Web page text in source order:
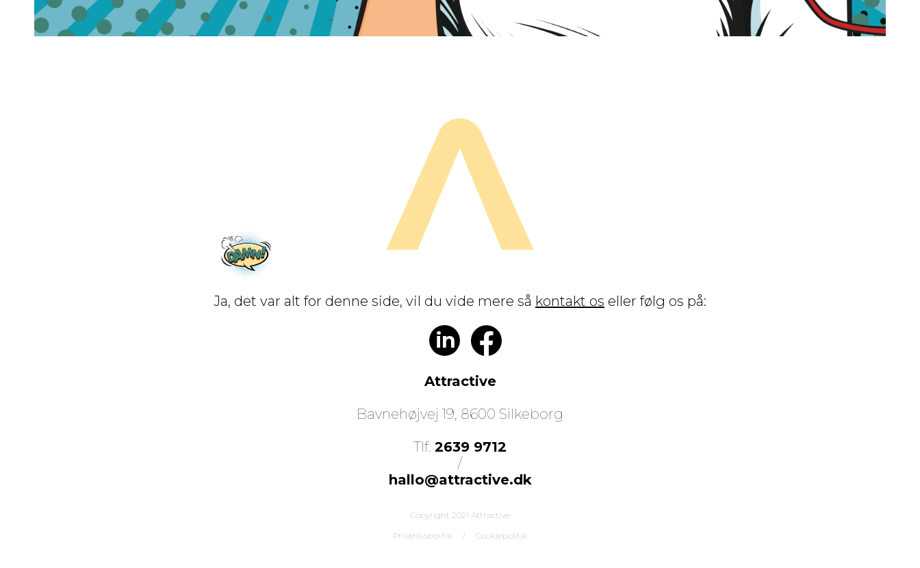
Ja, det var alt for denne side, vil du vide mere så kontakt os eller følg os på:
in
Attractive
Bavnehøjvej 19, 8600 Silkeborg
Tlf. 2639 9712
/
hallo@attractive.dk
Copyright 2021 Attractive
Privatlivspolitik
/ Cookiepolitik